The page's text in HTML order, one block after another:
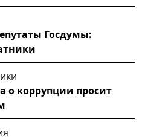
Госдумы:
о коррупции просит